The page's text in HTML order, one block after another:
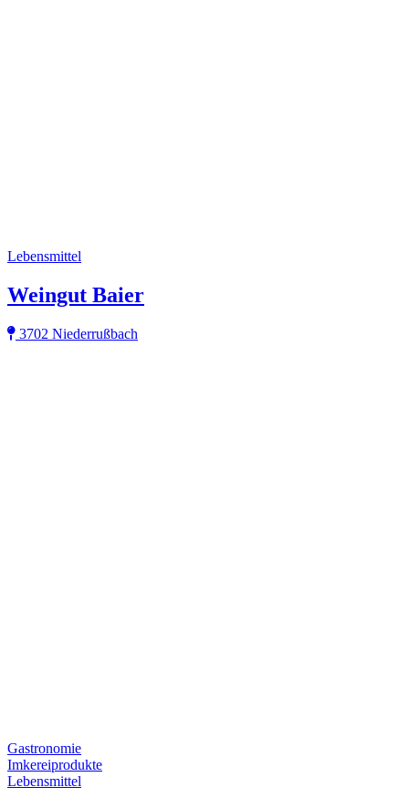
Lebensmittel
Weingut Baier
3702 Niederrußbach
Gastronomie
Imkereiprodukte
Lebensmittel